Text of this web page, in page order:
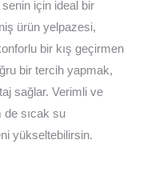
senin için ideal bir
ürün yelpazesi,
bir kış geçirmen
bir tercih yapmak,
sağlar. Verimli ve
de sıcak su
yükseltebilirsin.